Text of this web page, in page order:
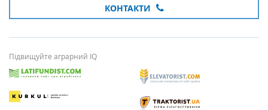
КОНТАКТИ
Підвищуйте аграрний IQ